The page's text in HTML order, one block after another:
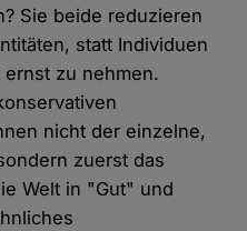
Sie beide reduzieren
statt Individuen
zu nehmen.
nicht der einzelne,
zuerst das
Welt in "Gut" und